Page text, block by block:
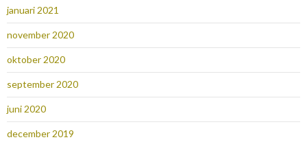
januari 2021
november 2020
oktober 2020
september 2020
juni 2020
december 2019